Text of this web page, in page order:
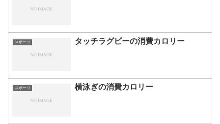
スポーツ タッチラグビーの消費カロリー
スポーツ 横泳ぎの消費カロリー